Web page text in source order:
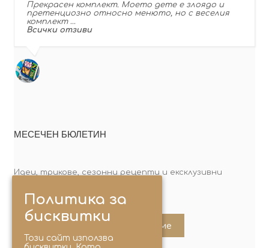
Прекрасен комплект. Моето дете е злоядо и
претенциозно относно менюто, но с веселия
комплект …
Всички отзиви
МЕСЕЧЕН БЮЛЕТИН
Идеи, трикове, сезонни рецепти и ексклузивни
Абонирайте ме
Политика за
бисквитки
Този сайт използва